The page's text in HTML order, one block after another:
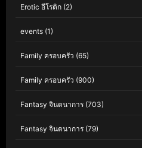
Erotic อีโรติก (2)
events (1)
Family ครอบครัว (65)
Family ครอบครัว (900)
Fantasy จินตนาการ (703)
Fantasy จินตนาการ (79)